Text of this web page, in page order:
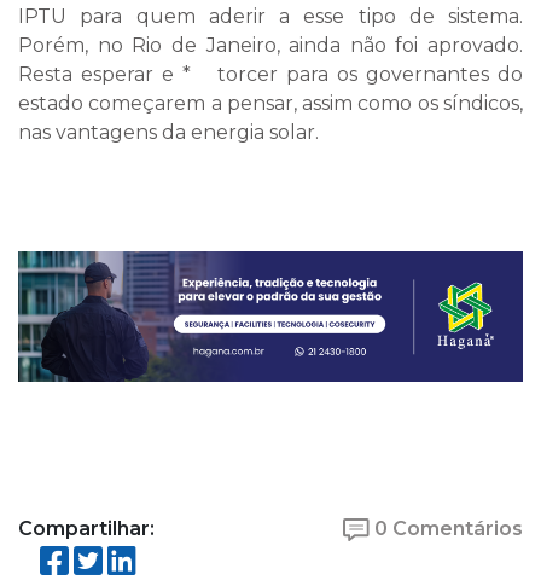
IPTU para quem aderir a esse tipo de sistema.
Porém, no Rio de Janeiro, ainda não foi aprovado.
Resta esperar e * torcer para os governantes do
estado começarem a pensar, assim como os síndicos,
nas vantagens da energia solar.
Compartilhar: 0 Comentários